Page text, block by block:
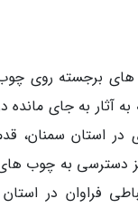
برجسته روی
آثار به جای مانده
دسترسی به چوب
فراوان در